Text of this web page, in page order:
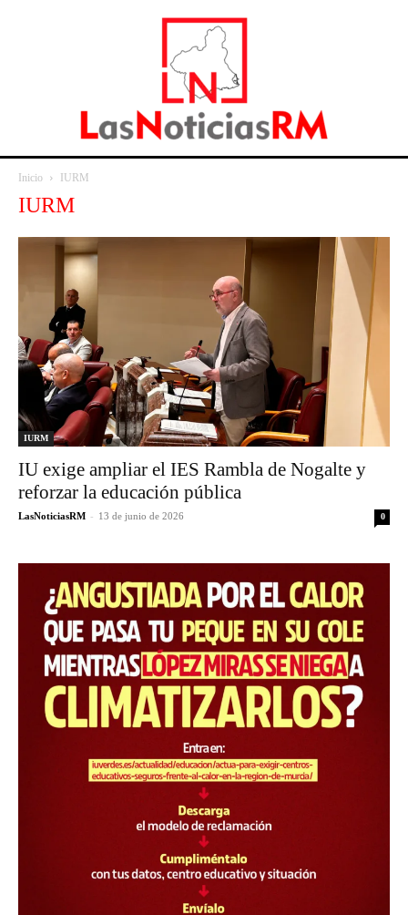
Inicio IURM
IURM
IURM
IU exige ampliar el IES Rambla de Nogalte y
reforzar la educación pública
LasNoticiasRM - 13 de junio de 2026 0